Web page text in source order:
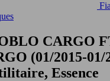
CARGO
(01/2015-01/
Essence